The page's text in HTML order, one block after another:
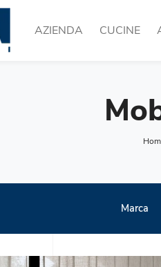
AZIENDA CUCINE
Marca